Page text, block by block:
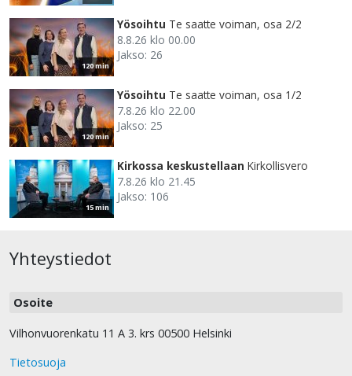
120 min
Yösoihtu Te saatte voiman, osa 2/2
8.8.26 klo 00.00
Jakso: 26
120 min
Yösoihtu Te saatte voiman, osa 1/2
7.8.26 klo 22.00
Jakso: 25
15 min
Kirkossa keskustellaan Kirkollisvero
7.8.26 klo 21.45
Jakso: 106
Yhteystiedot
Osoite
Vilhonvuorenkatu 11 A 3. krs 00500 Helsinki
Tietosuoja